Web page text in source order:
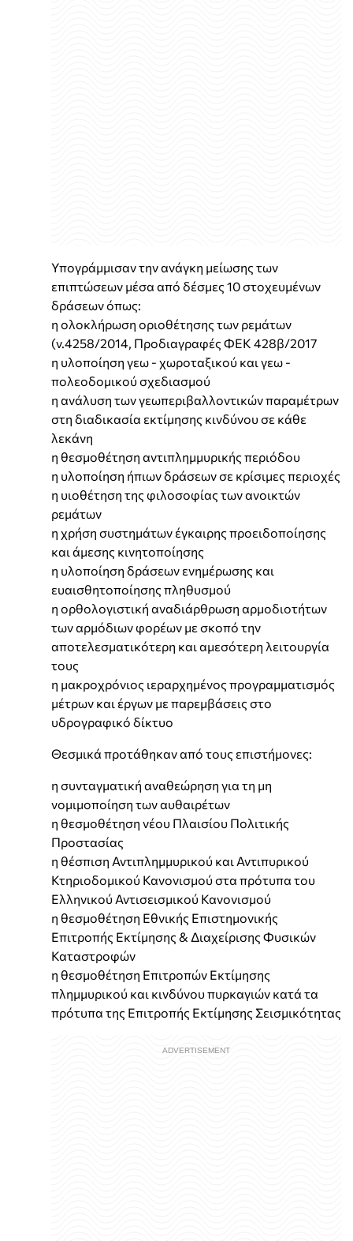
Υπογράμμισαν την ανάγκη μείωσης των
επιπτώσεων μέσα από δέσμες 10 στοχευμένων
δράσεων όπως:
η ολοκλήρωση οριοθέτησης των ρεμάτων
(ν.4258/2014, Προδιαγραφές ΦΕΚ 428β/2017
η υλοποίηση γεω - χωροταξικού και γεω -
πολεοδομικού σχεδιασμού
η ανάλυση των γεωπεριβαλλοντικών παραμέτρων
στη διαδικασία εκτίμησης κινδύνου σε κάθε
λεκάνη
η θεσμοθέτηση αντιπλημμυρικής περιόδου
η υλοποίηση ήπιων δράσεων σε κρίσιμες περιοχές
η υιοθέτηση της φιλοσοφίας των ανοικτών
ρεμάτων
η χρήση συστημάτων έγκαιρης προειδοποίησης
και άμεσης κινητοποίησης
η υλοποίηση δράσεων ενημέρωσης και
ευαισθητοποίησης πληθυσμού
η ορθολογιστική αναδιάρθρωση αρμοδιοτήτων
των αρμόδιων φορέων με σκοπό την
αποτελεσματικότερη και αμεσότερη λειτουργία
τους
η μακροχρόνιος ιεραρχημένος προγραμματισμός
μέτρων και έργων με παρεμβάσεις στο
υδρογραφικό δίκτυο
Θεσμικά προτάθηκαν από τους επιστήμονες:
η συνταγματική αναθεώρηση για τη μη
νομιμοποίηση των αυθαιρέτων
η θεσμοθέτηση νέου Πλαισίου Πολιτικής
Προστασίας
η θέσπιση Αντιπλημμυρικού και Αντιπυρικού
Κτηριοδομικού Κανονισμού στα πρότυπα του
Ελληνικού Αντισεισμικού Κανονισμού
η θεσμοθέτηση Εθνικής Επιστημονικής
Επιτροπής Εκτίμησης & Διαχείρισης Φυσικών
Καταστροφών
η θεσμοθέτηση Επιτροπών Εκτίμησης
πλημμυρικού και κινδύνου πυρκαγιών κατά τα
πρότυπα της Επιτροπής Εκτίμησης Σεισμικότητας